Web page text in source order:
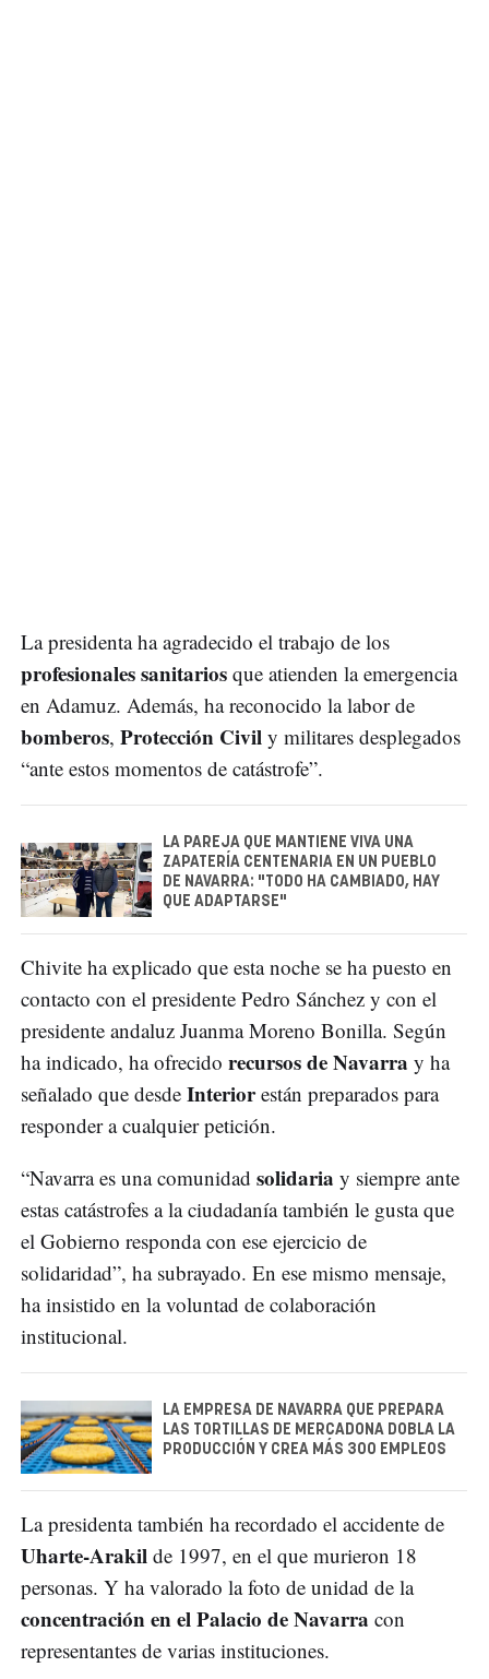
La presidenta ha agradecido el trabajo de los
profesionales sanitarios que atienden la emergencia
en Adamuz. Además, ha reconocido la labor de
bomberos, Protección Civil y militares desplegados
“ante estos momentos de catástrofe”.
LA PAREJA QUE MANTIENE VIVA UNA
ZAPATERÍA CENTENARIA EN UN PUEBLO
DE NAVARRA: "TODO HA CAMBIADO, HAY
QUE ADAPTARSE"
Chivite ha explicado que esta noche se ha puesto en
contacto con el presidente Pedro Sánchez y con el
presidente andaluz Juanma Moreno Bonilla. Según
ha indicado, ha ofrecido recursos de Navarra y ha
señalado que desde Interiorestán preparados para
responder a cualquier petición.
“Navarra es una comunidad solidaria y siempre ante
estas catástrofes a la ciudadanía también le gusta que
el Gobierno responda con ese ejercicio de
solidaridad”, ha subrayado. En ese mismo mensaje,
ha insistido en la voluntad de colaboración
institucional.
LA EMPRESA DE NAVARRA QUE PREPARA
LAS TORTILLAS DE MERCADONA DOBLA LA
PRODUCCIÓN Y CREA MÁS 300 EMPLEOS
La presidenta también ha recordado el accidente de
Uharte-Arakil de 1997, en el que murieron 18
personas. Y ha valorado la foto de unidad de la
concentración en el Palacio de Navarra con
representantes de varias instituciones.